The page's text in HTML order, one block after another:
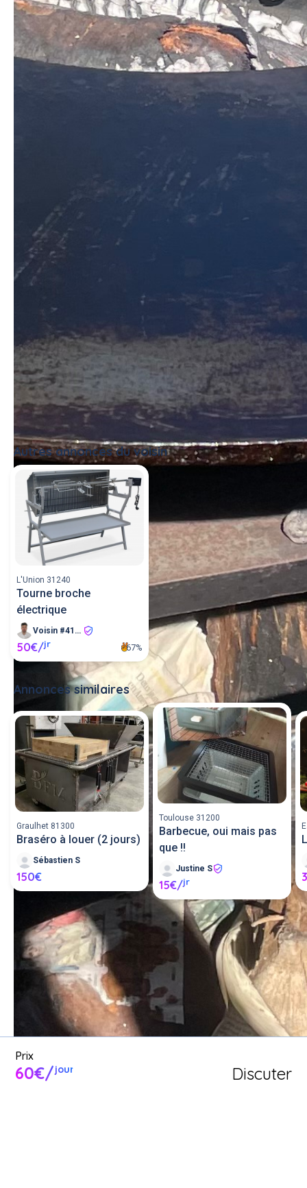
Discuter
Prix
60€/jour
plein air pour des moments de partage et de plaisir.
Nous vous proposons divers services associés (frais
supplémentaire sur devis) :
- Livraison + récupération
- Fourniture du bois de chauffage
#barbecue
Autres annonces du voisin Tout voir
L'Union 31240
Tourne broche
électrique
Voisin #413231
50€/jr 67%
Annonces similaires Tout voir
Graulhet 81300
Braséro à louer (2 jours)
Sébastien S
150€
Toulouse 31200
Barbecue, oui mais pas
que !!
Justine S
15€/jr
Louer un barbecue entre
particuliers ou proposer un
barbecue en location.
Poster une annonce